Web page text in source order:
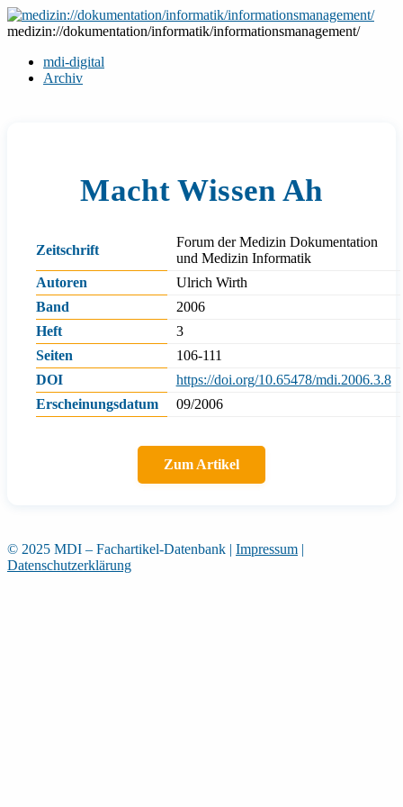
Zum
Inhalt
medizin://dokumentation/informatik/informationsmanagement/
mdi-digital
Archiv
Macht Wissen Ah
Zeitschrift
Forum der Medizin Dokumentation
und Medizin Informatik
Autoren
Ulrich Wirth
Band
2006
Heft
3
Seiten
106-111
DOI
https://doi.org/10.65478/mdi.2006.3.8
Erscheinungsdatum
09/2006
Zum Artikel
© 2025 MDI – Fachartikel-Datenbank | Impressum |
Datenschutzerklärung